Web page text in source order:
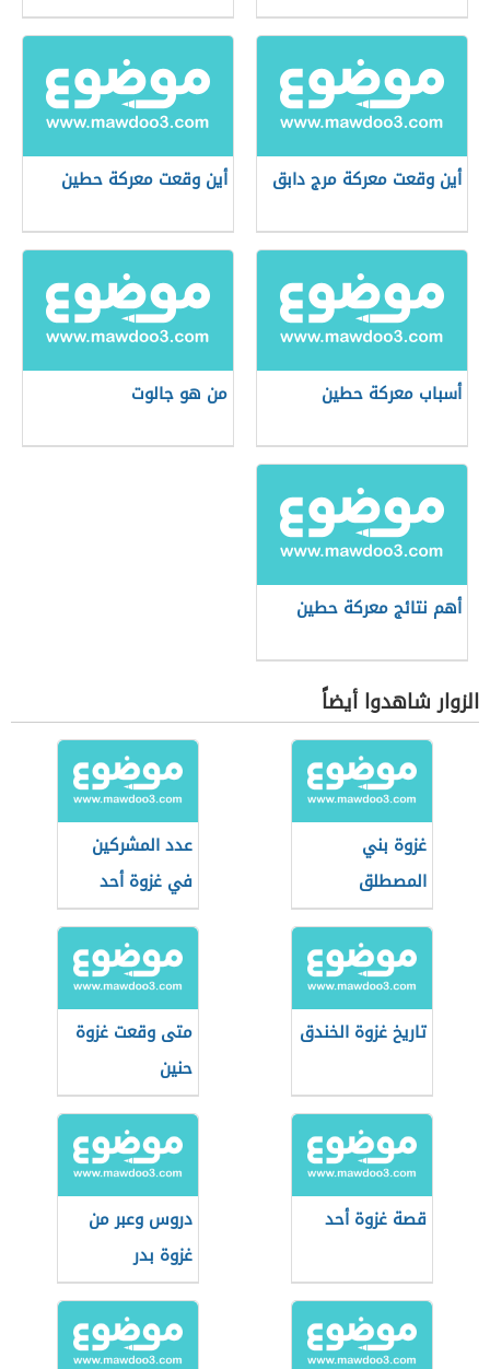
أين وقعت معركة مرج دابق أين وقعت معركة حطين
أسباب معركة حطين من هو جالوت
أهم نتائج معركة حطين
الزوار شاهدوا أيضاً
غزوة بني
المصطلق
عدد المشركين
في غزوة أحد
تاريخ غزوة الخندق
متى وقعت غزوة
حنين
قصة غزوة أحد
دروس وعبر من
غزوة بدر